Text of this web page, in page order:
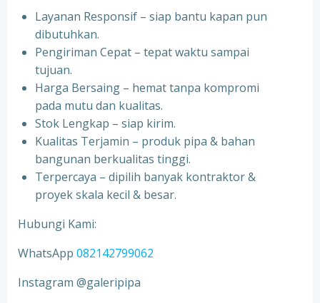
Layanan Responsif – siap bantu kapan pun
dibutuhkan.
Pengiriman Cepat – tepat waktu sampai
tujuan.
Harga Bersaing – hemat tanpa kompromi
pada mutu dan kualitas.
Stok Lengkap – siap kirim.
Kualitas Terjamin – produk pipa & bahan
bangunan berkualitas tinggi.
Terpercaya – dipilih banyak kontraktor &
proyek skala kecil & besar.
Hubungi Kami:
WhatsApp 082142799062
Instagram @galeripipa